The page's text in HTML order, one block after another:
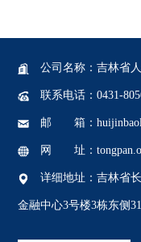
公司名称 ：吉林
联系电话：0431-
邮 箱：
网 址：
详细地址：吉林
金融中心3号楼3栋东侧